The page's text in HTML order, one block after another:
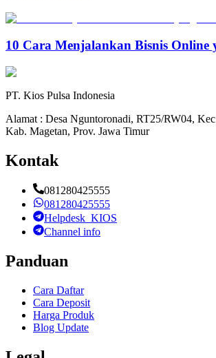
10 Cara Menjalankan Bisnis Online
PT. Kios Pulsa Indonesia
Alamat : Desa Nguntoronadi, RT25/RW04,
Kab. Magetan, Prov. Jawa Timur
Kontak
081280425555
081280425555
Helpdesk_KIOS
Channel info
Panduan
Cara Daftar
Cara Deposit
Harga Produk
Blog Update